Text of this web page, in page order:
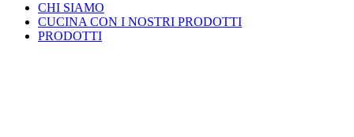
CHI SIAMO
CUCINA CON I NOSTRI PRODOTTI
PRODOTTI